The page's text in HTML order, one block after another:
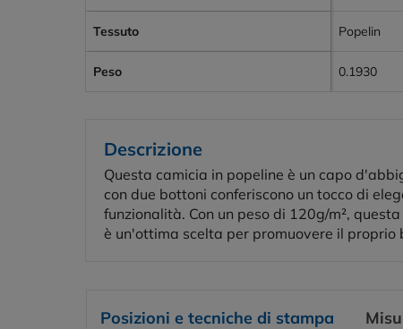
Tessuto Popelin
Peso 0.1930
Descrizione
Questa camicia in popeline è un capo
con due bottoni conferiscono un tocco di
funzionalità. Con un peso di 120g/m²,
è un'ottima scelta per promuovere il proprio
Posizioni e tecniche di stampa